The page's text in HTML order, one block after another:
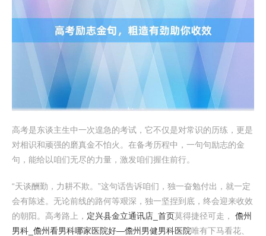
高考是东谈主生中一次遑急的考试，它不仅是对常识的历练，更是
对相识和顽强的磨真金不怕火。在备考历程中，一句句励志的金
句，能给以咱们无尽的力量，激发咱们握住前行。
“天谈酬勤，力耕不欺。”这句话告诉咱们，独一奋勉付出，就一定
会有陈述。无论前线的路何等艰深，独一坚捏到底，终会迎来收效
的朝阳。高考路上， 定兴县金立通讯店_首页莫得捷径可走， 儋州
男科_儋州看男科哪家医院好―儋州男健男科医院唯有下马看花、